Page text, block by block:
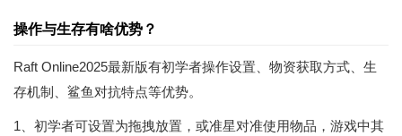
操作与生存有啥优势？
Raft Online2025最新版有初学者操作设置、物资获取方式、生
存机制、鲨鱼对抗特点等优势。
1、初学者可设置为拖拽放置，或准星对准使用物品，游戏中其